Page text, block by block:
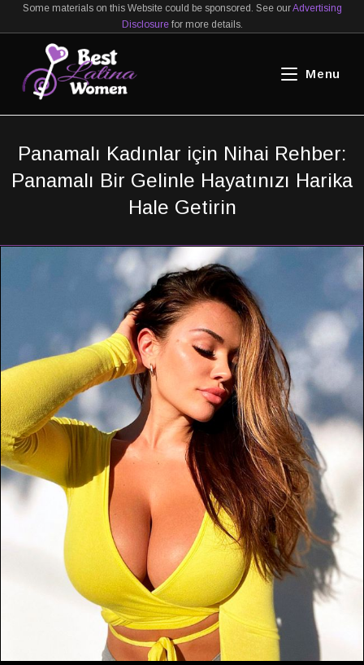
to
Some materials on this Website could be sponsored. See ourAdvertising
Disclosurefor more details.
Menu
Panamalı Kadınlar için Nihai Rehber:
Panamalı Bir Gelinle Hayatınızı Harika
Hale Getirin
Latin Gelinlerle Tanışmak İçin
En İyi Site
Siteyi Ziyaret